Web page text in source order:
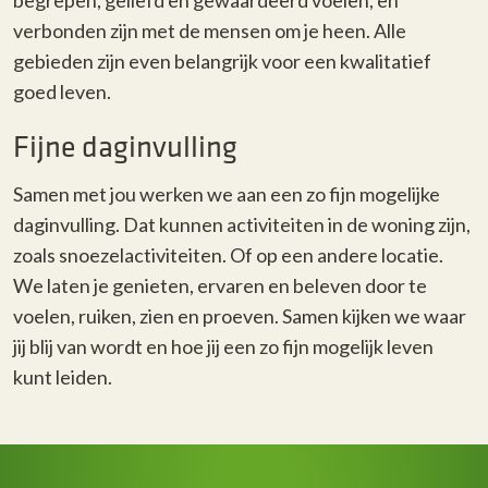
verbonden zijn met de mensen om je heen. Alle
gebieden zijn even belangrijk voor een kwalitatief
goed leven.
Fijne daginvulling
Samen met jou werken we aan een zo fijn mogelijke
daginvulling. Dat kunnen activiteiten in de woning zijn,
zoals snoezelactiviteiten. Of op een andere locatie.
We laten je genieten, ervaren en beleven door te
voelen, ruiken, zien en proeven. Samen kijken we waar
jij blij van wordt en hoe jij een zo fijn mogelijk leven
kunt leiden.